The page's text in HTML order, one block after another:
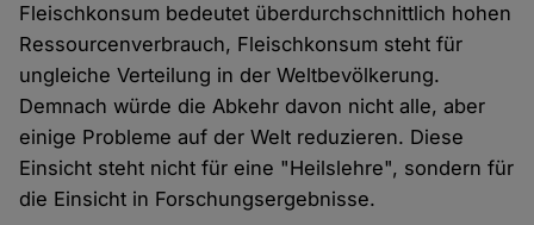
Fleischkonsum bedeutet überdurchschnittlich hohen
Ressourcenverbrauch, Fleischkonsum steht für
ungleiche Verteilung in der Weltbevölkerung.
Demnach würde die Abkehr davon nicht alle, aber
einige Probleme auf der Welt reduzieren. Diese
Einsicht steht nicht für eine "Heilslehre", sondern für
die Einsicht in Forschungsergebnisse.